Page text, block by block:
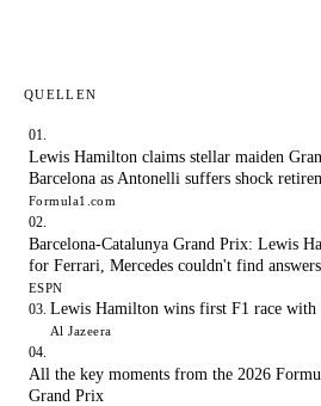
QUELLEN
Lewis Hamilton claims stellar maiden
Barcelona as Antonelli suffers shock
Formula1.com
Barcelona-Catalunya Grand Prix: Lewis
for Ferrari, Mercedes couldn't find answers
ESPN
Lewis Hamilton wins first F1 race with
Al Jazeera
All the key moments from the 2026
Grand Prix